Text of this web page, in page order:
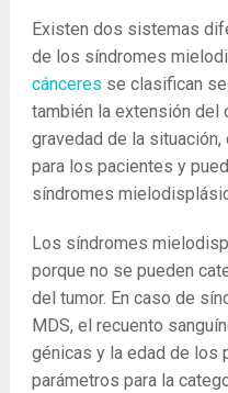
Existen dos sistemas
de los síndromes
cánceres se clasifican
también la extensión del
gravedad de la
para los pacientes y
síndromes
Los síndromes
porque no se pueden
del tumor. En caso de
MDS, el recuento
génicas y la edad de los
parámetros para la